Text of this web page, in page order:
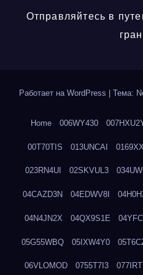
Отправляйтесь в
Работает на WordPress Тема:
Home 006WY430
00T70TIS 013UNCAI
023RN4UI 02SKVUL3
04CAZD3N 04EDWV8I
04N4JN2X 04QX9S1E
05G55WBQ 05IXW4Y0
06VLOMOD 0755T7I3